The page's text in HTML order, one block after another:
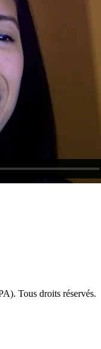
Tous droits réservés.